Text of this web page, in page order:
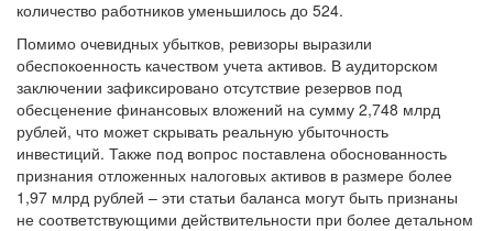
Помимо очевидных убытков, ревизоры выразили
обеспокоенность качеством учета активов. В аудиторском
заключении зафиксировано отсутствие резервов под
обесценение финансовых вложений на сумму 2,748 млрд
рублей, что может скрывать реальную убыточность
инвестиций. Также под вопрос поставлена обоснованность
признания отложенных налоговых активов в размере более
1,97 млрд рублей – эти статьи баланса могут быть признаны
не соответствующими действительности при более детальном
рассмотрении.